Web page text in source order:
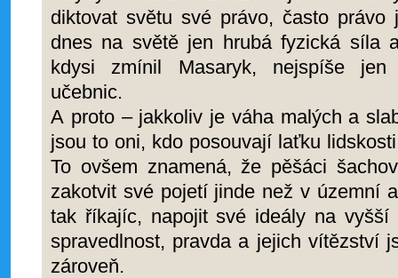
diktovat světu své právo, často právo
dnes na světě jen hrubá fyzická síla
kdysi zmínil Masaryk, nejspíše jen
učebnic.
A proto – jakkoliv je váha malých a
jsou to oni, kdo posouvají laťku
To ovšem znamená, že pěšáci
zakotvit své pojetí jinde než v územní
tak říkajíc, napojit své ideály na
spravedlnost, pravda a jejich vítězství
zároveň.